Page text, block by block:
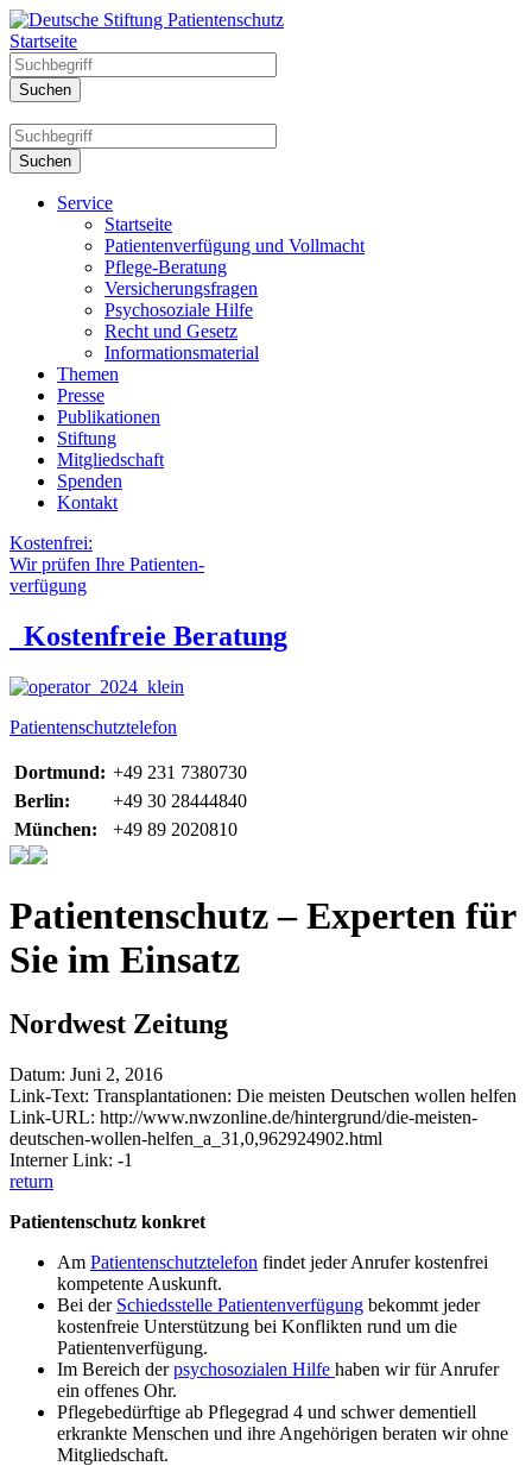
Startseite
Service
Startseite
Patientenverfügung und Vollmacht
Pflege-Beratung
Versicherungsfragen
Psychosoziale Hilfe
Recht und Gesetz
Informationsmaterial
Themen
Presse
Publikationen
Stiftung
Mitgliedschaft
Spenden
Kontakt
Kostenfrei:
Wir prüfen Ihre Patienten-
verfügung
Kostenfreie Beratung
Patientenschutztelefon
Dortmund: +49 231 7380730
Berlin:
+49 30 28444840
München:
+49 89 2020810
Patientenschutz – Experten für
Sie im Einsatz
Nordwest Zeitung
Datum: Juni 2, 2016
Link-Text: Transplantationen: Die meisten Deutschen wollen helfen
Link-URL: http://www.nwzonline.de/hintergrund/die-meisten-
deutschen-wollen-helfen_a_31,0,962924902.html
Interner Link: -1
return
Patientenschutz konkret
Am Patientenschutztelefon findet jeder Anrufer kostenfrei
kompetente Auskunft.
Bei der Schiedsstelle Patientenverfügung bekommt jeder
kostenfreie Unterstützung bei Konflikten rund um die
Patientenverfügung.
Im Bereich derpsychosozialen Hilfe haben wir für Anrufer
ein offenes Ohr.
Pflegebedürftige ab Pflegegrad 4 und schwer dementiell
erkrankte Menschen und ihre Angehörigen beraten wir ohne
Mitgliedschaft.